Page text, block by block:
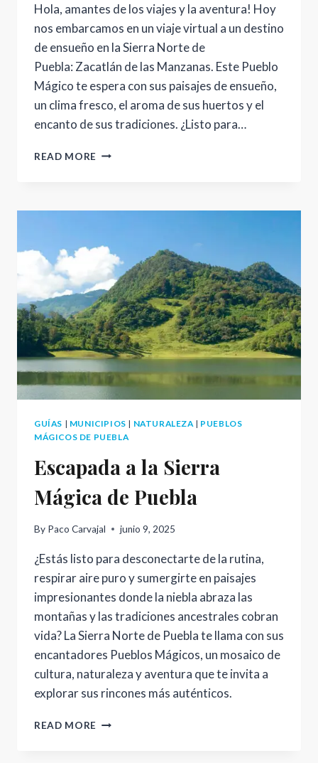
Hola, amantes de los viajes y la aventura! Hoy
nos embarcamos en un viaje virtual a un destino
de ensueño en la Sierra Norte de
Puebla: Zacatlán de las Manzanas. Este Pueblo
Mágico te espera con sus paisajes de ensueño,
un clima fresco, el aroma de sus huertos y el
encanto de sus tradiciones. ¿Listo para…
READ MORE ZACATLÁN
GUÍAS | MUNICIPIOS | NATURALEZA| PUEBLOS
MÁGICOS DE PUEBLA
Escapada a la Sierra
Mágica de Puebla
By Paco Carvajal junio 9, 2025
¿Estás listo para desconectarte de la rutina,
respirar aire puro y sumergirte en paisajes
impresionantes donde la niebla abraza las
montañas y las tradiciones ancestrales cobran
vida? La Sierra Norte de Puebla te llama con sus
encantadores Pueblos Mágicos, un mosaico de
cultura, naturaleza y aventura que te invita a
explorar sus rincones más auténticos.
READ MORE ESCAPADA